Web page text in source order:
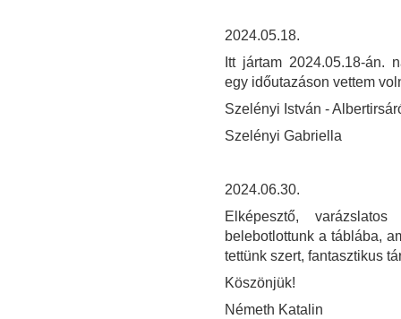
2024.05.18.
Itt jártam 2024.05.18-án.
egy időutazáson vettem
Szelényi István -
Szelényi Gabriella
2024.06.30.
Elképesztő,
belebotlottunk a táblába,
tettünk szert, fantasztikus
Köszönjük!
Németh Katalin